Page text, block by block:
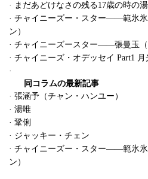
· まだあどけなさの残る17歳の時の
· チャイニーズー・スター――範氷
ン）
· チャイニーズースター――張曼玉（
· チャイニーズ・オデッセイ Part1 月
·
同コラムの最新記事
· 張涵予（チャン・ハンユー）
· 湯唯
· 鞏俐
· ジャッキー・チェン
· チャイニーズー・スター――範氷
ン）